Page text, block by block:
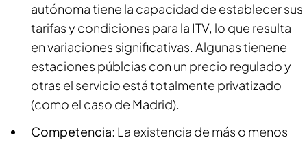
autónoma tiene la capacidad de establecer sus
tarifas y condiciones para la ITV, lo que resulta
en variaciones significativas. Algunas tienene
estaciones públcias con un precio regulado y
otras el servicio está totalmente privatizado
(como el caso de Madrid).
Competencia: La existencia de más o menos